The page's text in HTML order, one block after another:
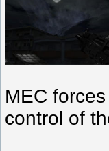
MEC
control of